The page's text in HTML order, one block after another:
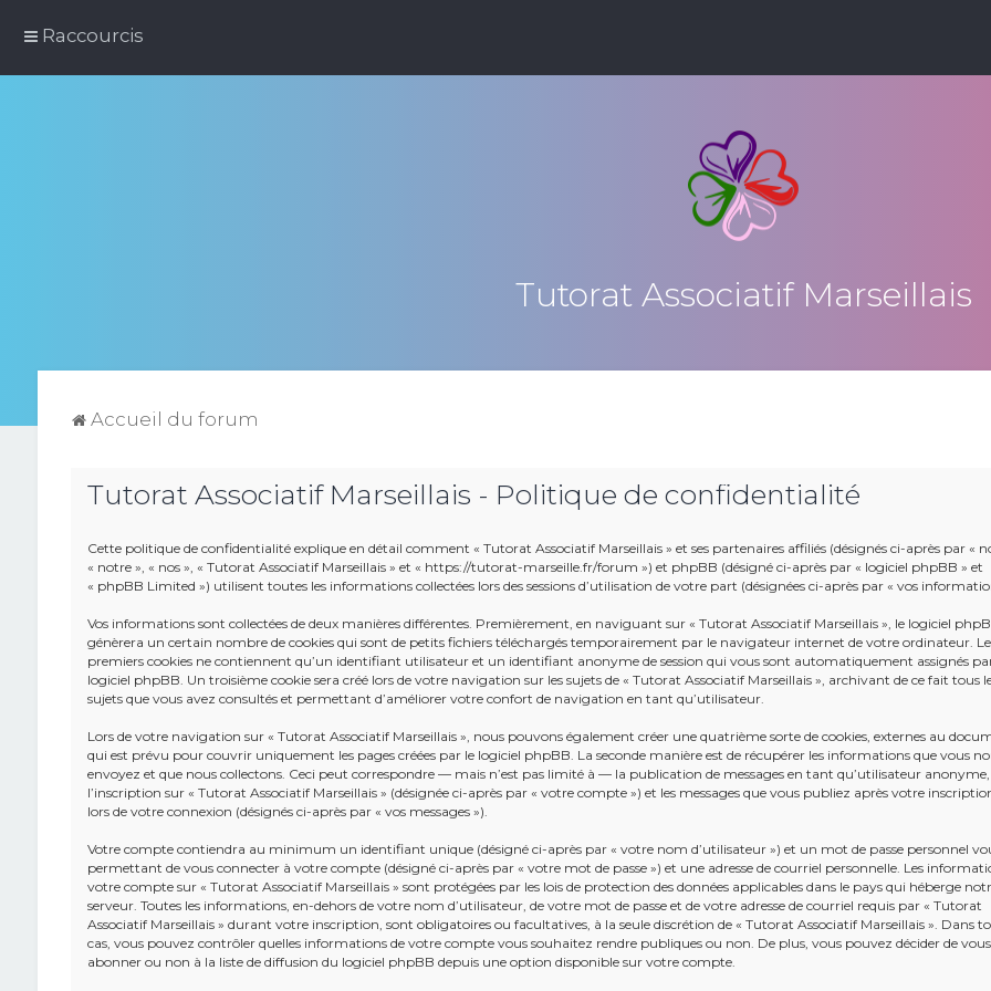
Raccourcis
Tutorat Associatif Marseillais
Accueil du forum
Tutorat Associatif Marseillais - Politique de confidentialité
Cette politique de confidentialité explique en détail comment « Tutorat Associatif Marseillais » et ses partenaires affiliés (désignés ci-après par «
« notre », « nos », « Tutorat Associatif Marseillais » et « https://tutorat-marseille.fr/forum ») et phpBB (désigné ci-après par « logiciel phpBB » et
« phpBB Limited ») utilisent toutes les informations collectées lors des sessions d’utilisation de votre part (désignées ci-après par « vos
Vos informations sont collectées de deux manières différentes. Premièrement, en naviguant sur « Tutorat Associatif Marseillais », le logiciel
génèrera un certain nombre de cookies qui sont de petits fichiers téléchargés temporairement par le navigateur internet de votre ordinateur.
premiers cookies ne contiennent qu’un identifiant utilisateur et un identifiant anonyme de session qui vous sont automatiquement assignés
logiciel phpBB. Un troisième cookie sera créé lors de votre navigation sur les sujets de « Tutorat Associatif Marseillais », archivant de ce fait tous
sujets que vous avez consultés et permettant d’améliorer votre confort de navigation en tant qu’utilisateur.
Lors de votre navigation sur « Tutorat Associatif Marseillais », nous pouvons également créer une quatrième sorte de cookies, externes au
qui est prévu pour couvrir uniquement les pages créées par le logiciel phpBB. La seconde manière est de récupérer les informations que vous
envoyez et que nous collectons. Ceci peut correspondre — mais n’est pas limité à — la publication de messages en tant qu’utilisateur anonyme,
l’inscription sur « Tutorat Associatif Marseillais » (désignée ci-après par « votre compte ») et les messages que vous publiez après votre
lors de votre connexion (désignés ci-après par « vos messages »).
Votre compte contiendra au minimum un identifiant unique (désigné ci-après par « votre nom d’utilisateur ») et un mot de passe personnel
permettant de vous connecter à votre compte (désigné ci-après par « votre mot de passe ») et une adresse de courriel personnelle. Les
votre compte sur « Tutorat Associatif Marseillais » sont protégées par les lois de protection des données applicables dans le pays qui héberge
serveur. Toutes les informations, en-dehors de votre nom d’utilisateur, de votre mot de passe et de votre adresse de courriel requis par « Tutorat
Associatif Marseillais » durant votre inscription, sont obligatoires ou facultatives, à la seule discrétion de « Tutorat Associatif Marseillais ». Dans
cas, vous pouvez contrôler quelles informations de votre compte vous souhaitez rendre publiques ou non. De plus, vous pouvez décider de vous
abonner ou non à la liste de diffusion du logiciel phpBB depuis une option disponible sur votre compte.